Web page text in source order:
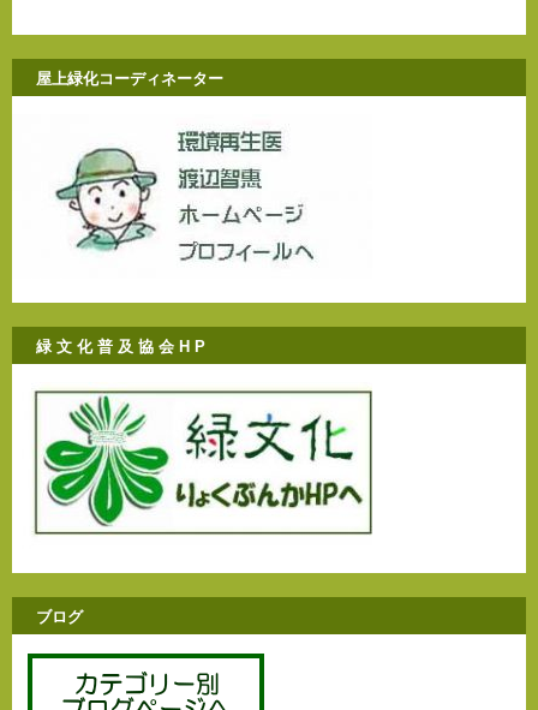
屋上緑化コーディネーター
緑 文 化 普 及 協 会 H P
ブログ